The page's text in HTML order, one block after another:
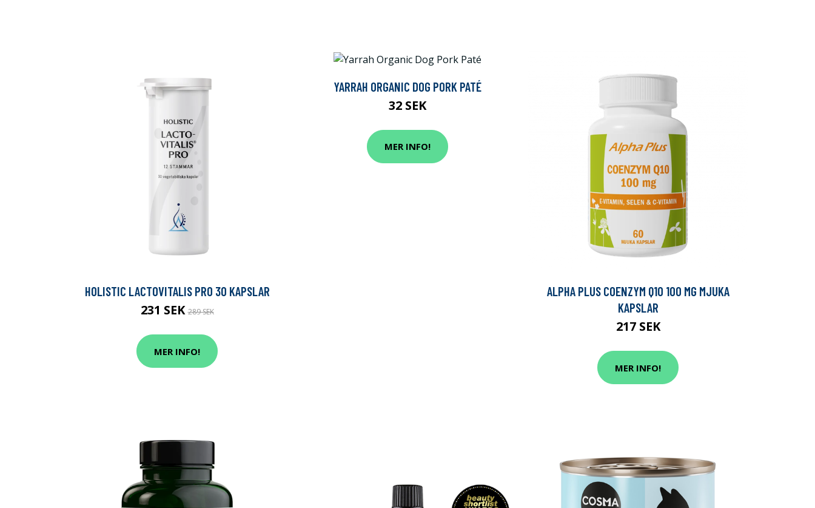
HOLISTIC LACTOVITALIS PRO 30 KAPSLAR
231 SEK289 SEK
MER INFO!
YARRAH ORGANIC DOG PORK PATÉ
32 SEK
MER INFO!
ALPHA PLUS COENZYM Q10 100 MG MJUKA
KAPSLAR
217 SEK
MER INFO!